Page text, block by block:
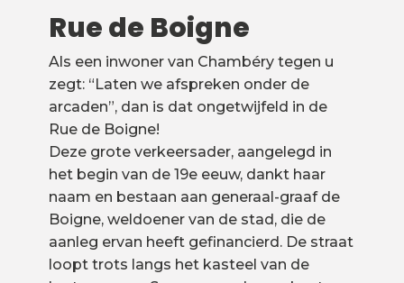
Rue de Boigne
Als een inwoner van Chambéry tegen u
zegt: “Laten we afspreken onder de
arcaden”, dan is dat ongetwijfeld in de
Rue de Boigne!
Deze grote verkeersader, aangelegd in
het begin van de 19e eeuw, dankt haar
naam en bestaan aan generaal-graaf de
Boigne, weldoener van de stad, die de
aanleg ervan heeft gefinancierd. De straat
loopt trots langs het kasteel van de